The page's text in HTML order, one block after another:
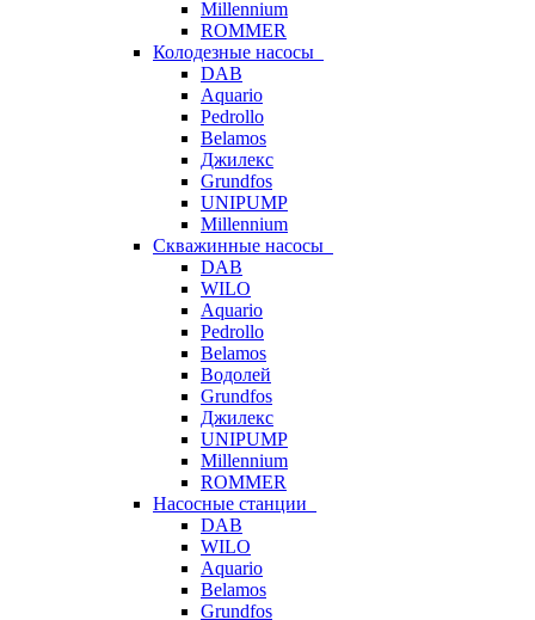
Millennium
ROMMER
Колодезные насосы
DAB
Aquario
Pedrollo
Belamos
Джилекс
Grundfos
UNIPUMP
Millennium
Скважинные насосы
DAB
WILO
Aquario
Pedrollo
Belamos
Водолей
Grundfos
Джилекс
UNIPUMP
Millennium
ROMMER
Насосные станции
DAB
WILO
Aquario
Belamos
Grundfos